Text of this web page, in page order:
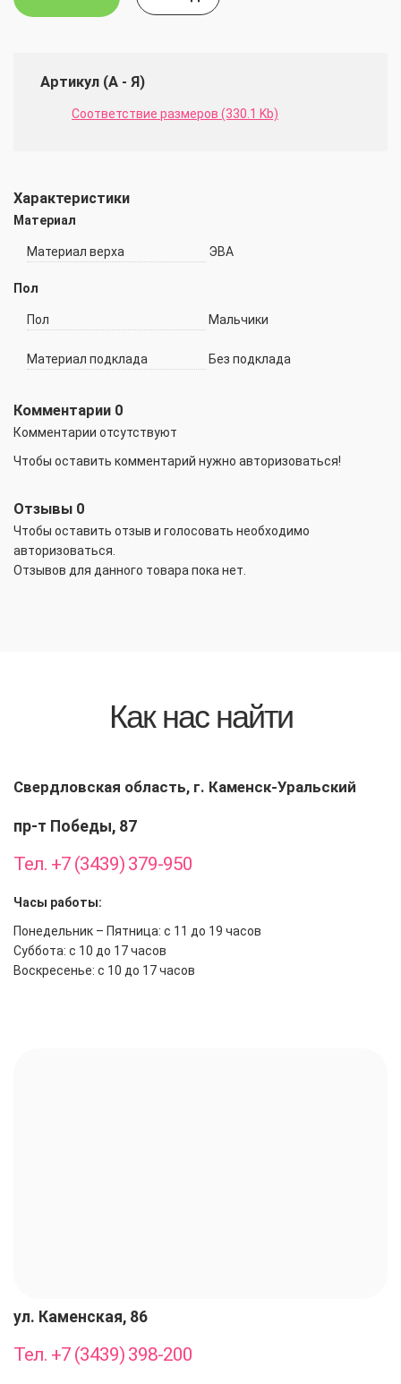
Артикул (А - Я)
Соответствие размеров (330.1 Kb)
Характеристики
Материал
Материал верха ЭВА
Пол
Пол Мальчики
Материал подклада Без подклада
Комментарии 0
Комментарии отсутствуют
Чтобы оставить комментарий нужно авторизоваться!
Отзывы 0
Чтобы оcтавить отзыв и голосовать необходимо
авторизоваться.
Отзывов для данного товара пока нет.
Как нас найти
Свердловская область, г. Каменск-Уральский
пр-т Победы, 87
Тел. +7 (3439) 379-950
Часы работы:
Понедельник – Пятница: с 11 до 19 часов
Суббота: с 10 до 17 часов
Воскресенье: с 10 до 17 часов
ул. Каменская, 86
Тел. +7 (3439) 398-200